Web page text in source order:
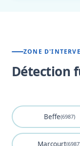
ZONE
Détection
Beffe(6987)
Marcourt